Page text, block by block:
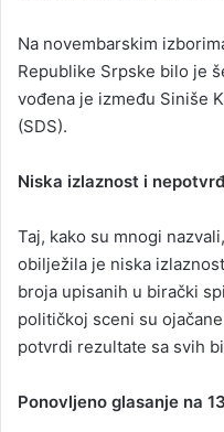
Na novembarskim
Republike Srpske bilo je
vođena je između Siniše
(SDS).
Niska izlaznost i
Taj, kako su mnogi
obilježila je niska
broja upisanih u birački
političkoj sceni su
potvrdi rezultate sa svih
Ponovljeno glasanje na